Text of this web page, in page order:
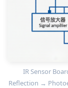
IR Sensor
Reflection →